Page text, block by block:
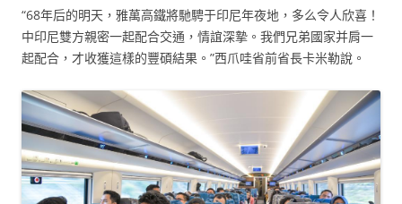
“68年后的明天，雅萬高鐵將馳騁于印尼年夜地，多么令人欣喜！
中印尼雙方親密一起配合交通，情誼深摯。我們兄弟國家并肩一
起配合，才收獲這樣的豐碩結果。”西爪哇省前省長卡米勒說。